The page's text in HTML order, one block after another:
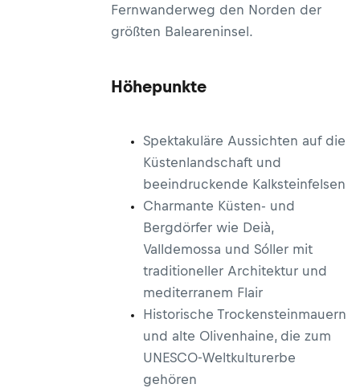
Fernwanderweg den Norden der
größten Baleareninsel.
Höhepunkte
Spektakuläre Aussichten auf die
Küstenlandschaft und
beeindruckende Kalksteinfelsen
Charmante Küsten- und
Bergdörfer wie Deià,
Valldemossa und Sóller mit
traditioneller Architektur und
mediterranem Flair
Historische Trockensteinmauern
und alte Olivenhaine, die zum
UNESCO-Weltkulturerbe
gehören